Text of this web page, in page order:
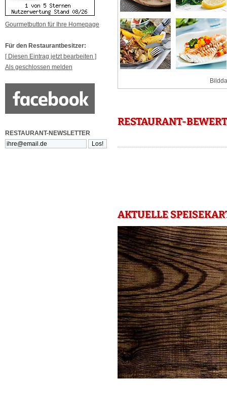
Gourmetbutton für Ihre Homepage
Für den Restaurantbesitzer:
[ Diesen Eintrag jetzt bearbeiten ]
Als geschlossen melden
RESTAURANT-NEWSLETTER
RESTAURANT-
AKTUELLE